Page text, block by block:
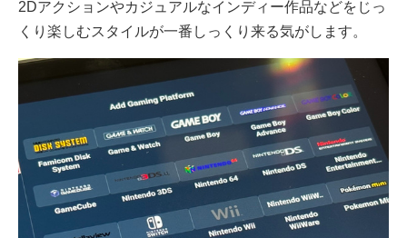
2Dアクションやカジュアルなインディー作品などをじっ
くり楽しむスタイルが一番しっくり来る気がします。